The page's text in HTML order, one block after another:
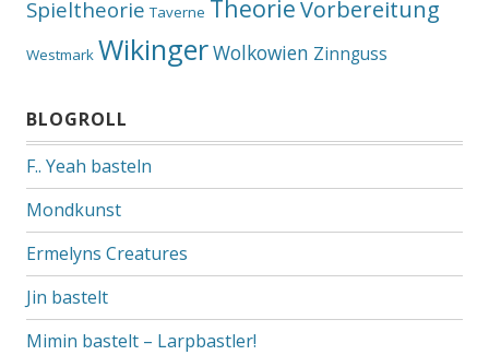
Spieltheorie Taverne TheorieVorbereitung
Westmark WikingerWolkowien Zinnguss
BLOGROLL
F.. Yeah basteln
Mondkunst
Ermelyns Creatures
Jin bastelt
Mimin bastelt – Larpbastler!